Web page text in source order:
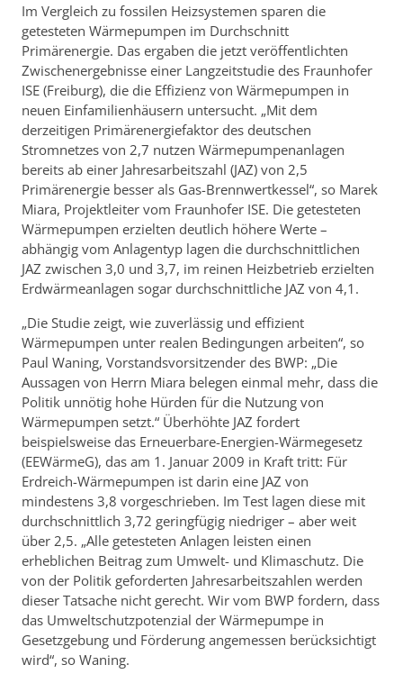
Im Vergleich zu fossilen Heizsystemen sparen die
getesteten Wärmepumpen im Durchschnitt
Primärenergie. Das ergaben die jetzt veröffentlichten
Zwischenergebnisse einer Langzeitstudie des Fraunhofer
ISE (Freiburg), die die Effizienz von Wärmepumpen in
neuen Einfamilienhäusern untersucht. „Mit dem
derzeitigen Primärenergiefaktor des deutschen
Stromnetzes von 2,7 nutzen Wärmepumpenanlagen
bereits ab einer Jahresarbeitszahl (JAZ) von 2,5
Primärenergie besser als Gas-Brennwertkessel“, so Marek
Miara, Projektleiter vom Fraunhofer ISE. Die getesteten
Wärmepumpen erzielten deutlich höhere Werte –
abhängig vom Anlagentyp lagen die durchschnittlichen
JAZ zwischen 3,0 und 3,7, im reinen Heizbetrieb erzielten
Erdwärmeanlagen sogar durchschnittliche JAZ von 4,1.
„Die Studie zeigt, wie zuverlässig und effizient
Wärmepumpen unter realen Bedingungen arbeiten“, so
Paul Waning, Vorstandsvorsitzender des BWP: „Die
Aussagen von Herrn Miara belegen einmal mehr, dass die
Politik unnötig hohe Hürden für die Nutzung von
Wärmepumpen setzt.“ Überhöhte JAZ fordert
beispielsweise das Erneuerbare-Energien-Wärmegesetz
(EEWärmeG), das am 1. Januar 2009 in Kraft tritt: Für
Erdreich-Wärmepumpen ist darin eine JAZ von
mindestens 3,8 vorgeschrieben. Im Test lagen diese mit
durchschnittlich 3,72 geringfügig niedriger – aber weit
über 2,5. „Alle getesteten Anlagen leisten einen
erheblichen Beitrag zum Umwelt- und Klimaschutz. Die
von der Politik geforderten Jahresarbeitszahlen werden
dieser Tatsache nicht gerecht. Wir vom BWP fordern, dass
das Umweltschutzpotenzial der Wärmepumpe in
Gesetzgebung und Förderung angemessen berücksichtigt
wird“, so Waning.